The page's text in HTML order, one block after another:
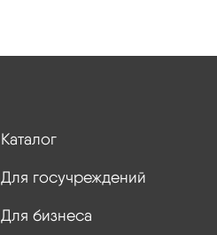
Каталог
Для госучреждений
Для бизнеса